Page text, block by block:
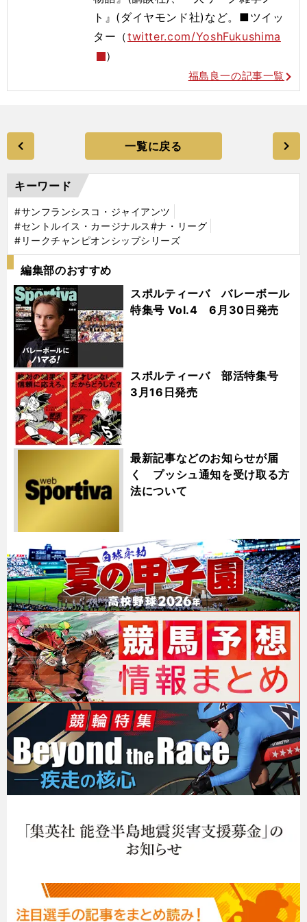
ト』(ダイヤモンド社)など。■ツイッ
ター（twitter.com/YoshFukushima
）
福島良一の記事一覧
一覧に戻る
キーワード
#サンフランシスコ・ジャイアンツ
#セントルイス・カージナルス#ナ・リーグ
#リークチャンピオンシップシリーズ
編集部のおすすめ
スポルティーバ バレーボール
特集号 Vol.4 6月30日発売
スポルティーバ 部活特集号
3月16日発売
最新記事などのお知らせが届
く プッシュ通知を受け取る方
法について